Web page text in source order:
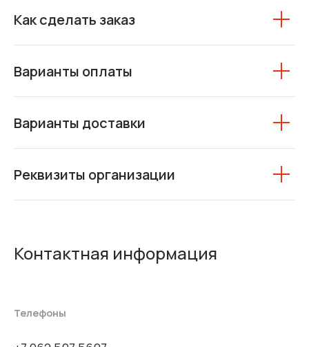
Как сделать заказ
Варианты оплаты
Варианты доставки
Реквизиты организации
Контактная информация
Телефоны